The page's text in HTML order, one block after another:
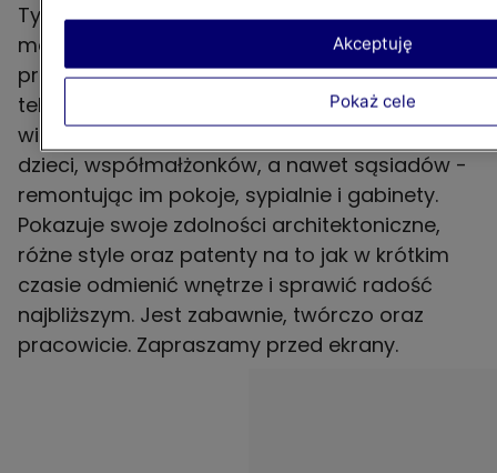
Tymczasem, kolejny sezon "Weekendowej
metamorfozy", z Krzysztofem Miruciem w roli
prowadzącego, wkroczył już na ekrany
telewizorów! Tym razem, wraz ze swoją
wierną ekipą, architekt robi niespodzianki dla
dzieci, współmałżonków, a nawet sąsiadów -
remontując im pokoje, sypialnie i gabinety.
Pokazuje swoje zdolności architektoniczne,
różne style oraz patenty na to jak w krótkim
czasie odmienić wnętrze i sprawić radość
najbliższym. Jest zabawnie, twórczo oraz
pracowicie. Zapraszamy przed ekrany.
Pokaż cele
Akceptuję